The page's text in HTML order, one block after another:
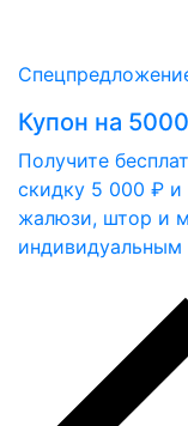
Купон на
Получите
скидку 5 000 ₽ и
жалюзи, штор и
индивидуальным